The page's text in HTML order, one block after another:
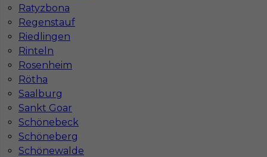
Ratyzbona
Regenstauf
Riedlingen
Rinteln
Rosenheim
Rötha
Saalburg
Sankt Goar
Schönebeck
Schöneberg
Schönewalde
InServ © 2014 – 2026 | Wszelkie prawa zastrzeżone
Witryna korzysta z ciasteczek